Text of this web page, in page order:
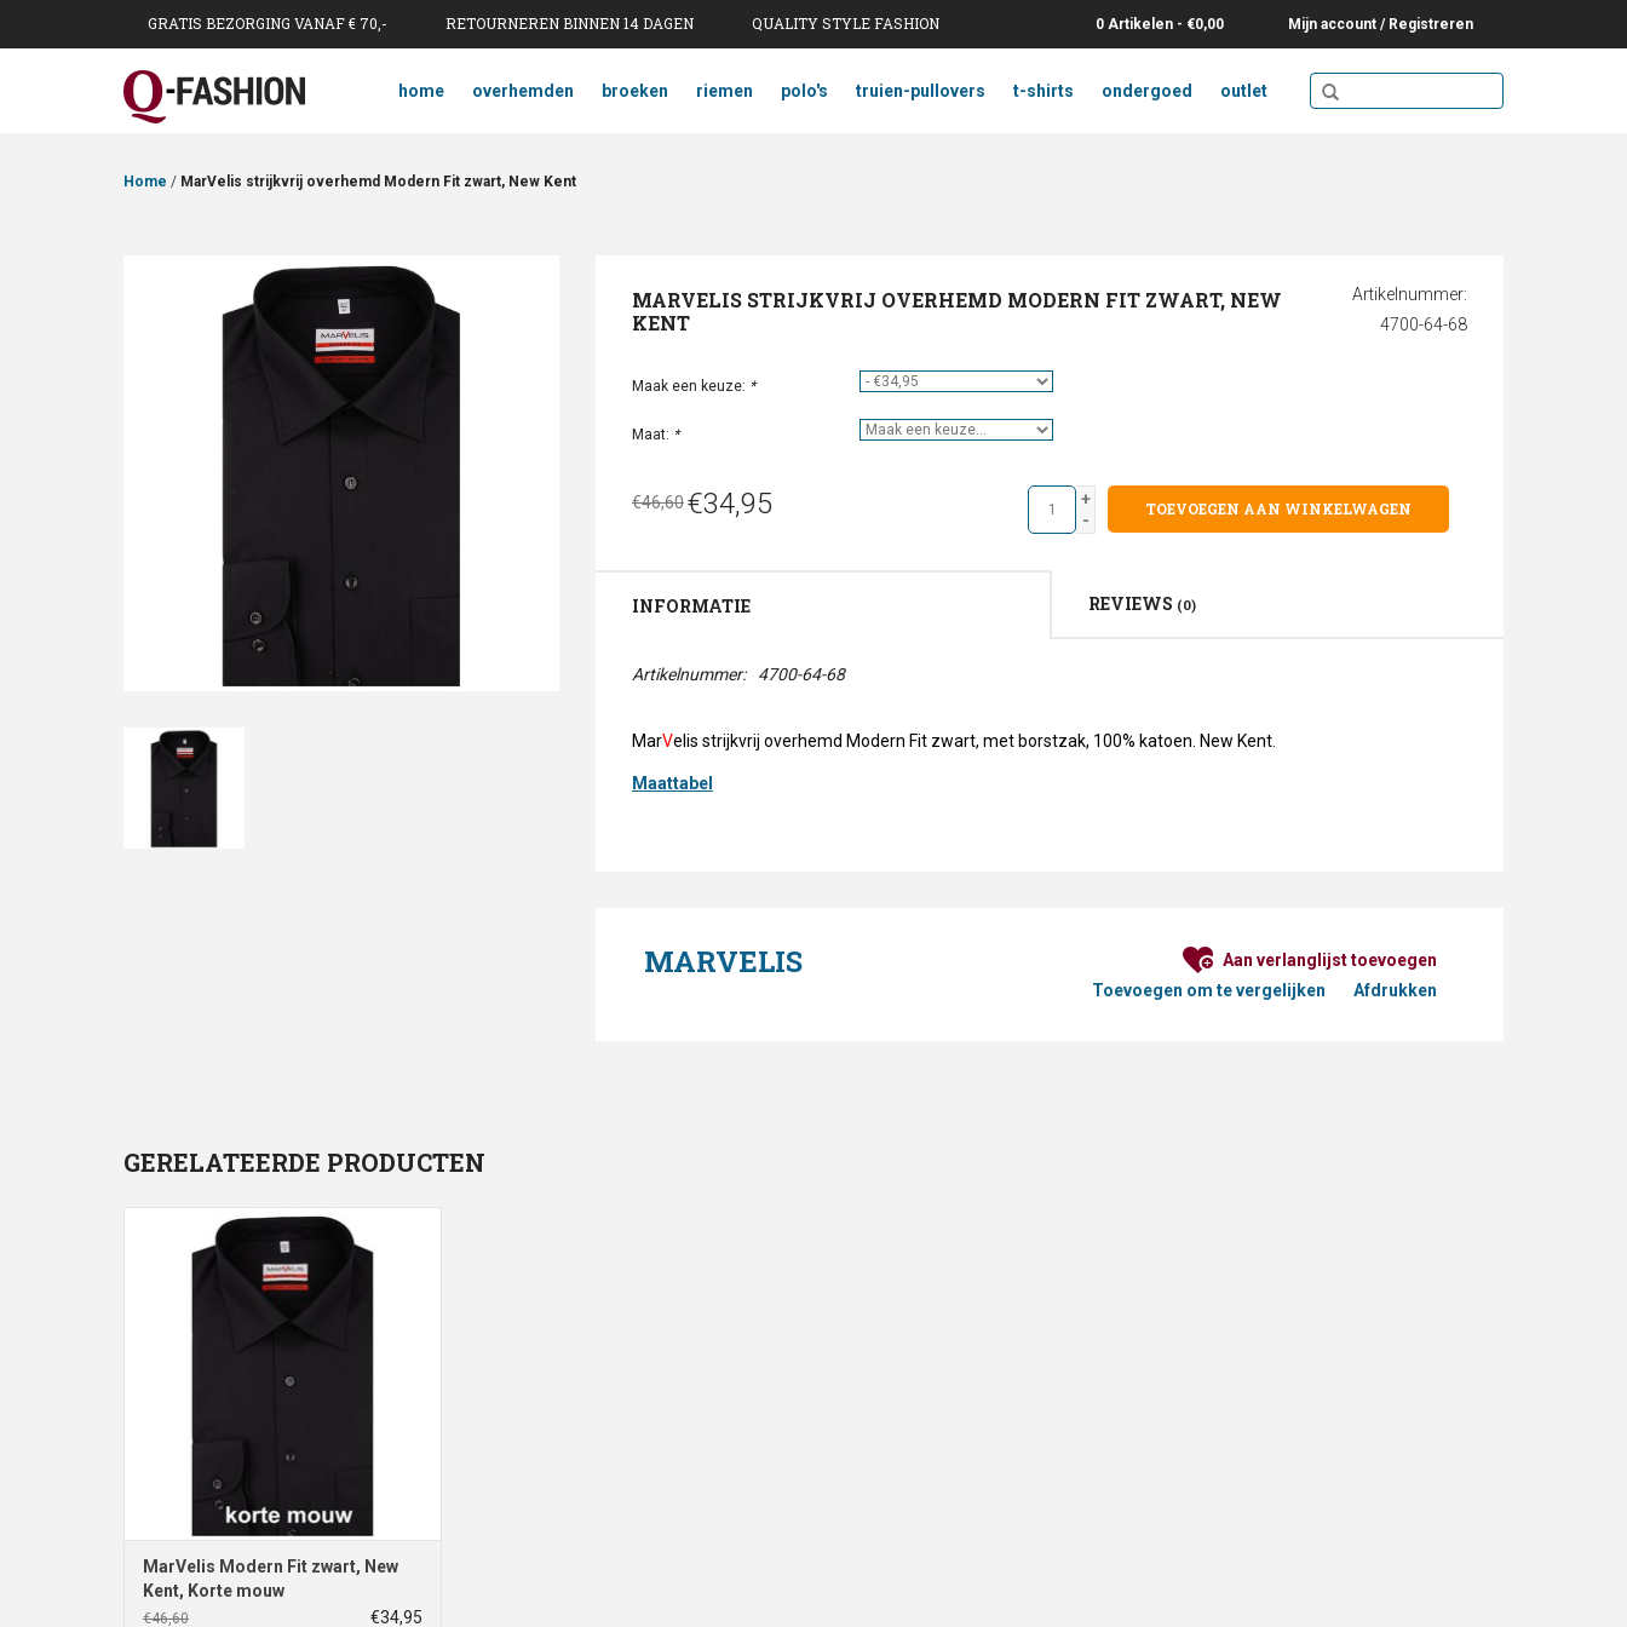
GRATIS BEZORGING VANAF € 70,- RETOURNEREN BINNEN 14 DAGEN QUALITY STYLE FASHION 0 Artikelen - €0,00 Mijn account / Registreren
home overhemden broeken riemen polo's truien-pullovers t-shirts ondergoed outlet
Home / MarVelis strijkvrij overhemd Modern Fit zwart, New Kent
Artikelnummer:
4700-64-68
MARVELIS STRIJKVRIJ OVERHEMD MODERN FIT ZWART, NEW
KENT
Maak een keuze: *
Maat: *
€46,60€34,95
+
-
TOEVOEGEN AAN WINKELWAGEN
INFORMATIE REVIEWS (0)
Artikelnummer: 4700-64-68
MarVelis strijkvrij overhemd Modern Fit zwart, met borstzak, 100% katoen. New Kent.
Maattabel
MARVELIS
Aan verlanglijst toevoegen
Toevoegen om te vergelijken
Afdrukken
GERELATEERDE PRODUCTEN
MarVelis strijkvrij overhemd Modern Fit
zwart, New Kent, korte mouw
TOEVOEGEN AAN WINKELWAGEN
MarVelis Modern Fit zwart, New
Kent, Korte mouw
€46,60 €34,95